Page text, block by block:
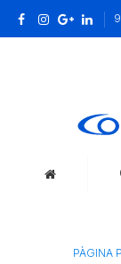
PÀGINA